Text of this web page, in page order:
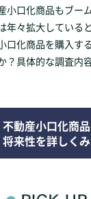
小口化商品もブー
年々拡大している
口化商品を購入す
？具体的な調査内
不動産小口化商
将来性を詳しく